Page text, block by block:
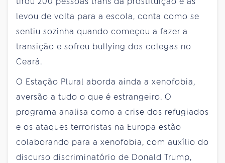
levou de volta para a escola, conta como se
sentiu sozinha quando começou a fazer a
transição e sofreu bullying dos colegas no
Ceará.
O Estação Plural aborda ainda a xenofobia,
aversão a tudo o que é estrangeiro. O
programa analisa como a crise dos refugiados
e os ataques terroristas na Europa estão
colaborando para a xenofobia, com auxílio do
discurso discriminatório de Donald Trump,